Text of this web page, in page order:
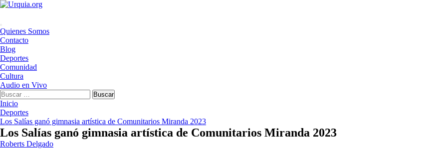
Saltar
Menú
principal
Quienes Somos
Contacto
Blog
Deportes
Comunidad
Cultura
Audio en Vivo
Buscar:
Inicio
Deportes
Los Salías ganó gimnasia artística de Comunitarios Miranda 2023
Los Salías ganó gimnasia artística de Comunitarios Miranda 2023
Roberts Delgado